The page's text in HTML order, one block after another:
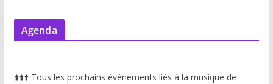
Agenda
⬆️⬆️⬆️ Tous les prochains événements liés à la musique de